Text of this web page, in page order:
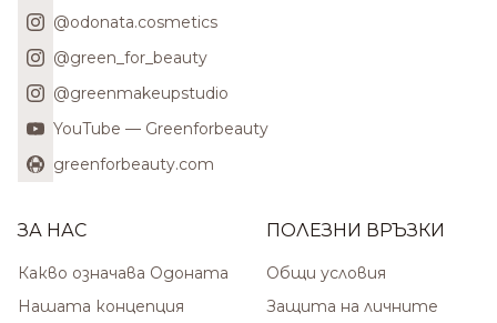
@odonata.cosmetics
@green_for_beauty
@greenmakeupstudio
YouTube — Greenforbeauty
greenforbeauty.com
ЗА НАС
Какво означава Одоната
Нашата концепция
ПОЛЕЗНИ ВРЪЗКИ
Общи условия
Защита на личните